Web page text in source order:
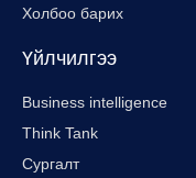
Холбоо барих
Үйлчилгээ
Business intelligence
Think Tank
Сургалт